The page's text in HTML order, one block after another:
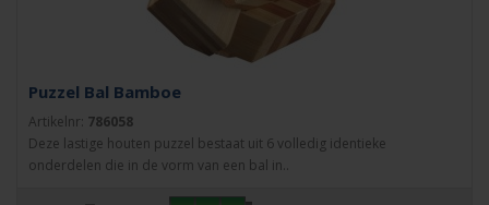
Puzzel Bal Bamboe
Artikelnr: 786058
Deze lastige houten puzzel bestaat uit 6 volledig identieke
onderdelen die in de vorm van een bal in..